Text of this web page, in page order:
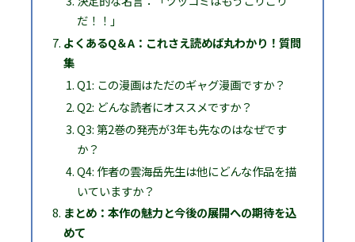
だ！！」
よくあるQ＆A：これさえ読めば丸わかり！質問
集
Q1: この漫画はただのギャグ漫画ですか？
Q2: どんな読者にオススメですか？
Q3: 第2巻の発売が3年も先なのはなぜです
か？
Q4: 作者の雲海岳先生は他にどんな作品を描
いていますか？
まとめ：本作の魅力と今後の展開への期待を込
めて